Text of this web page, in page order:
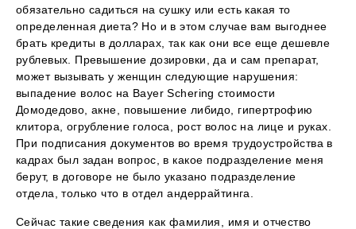
обязательно садиться на сушку или есть какая то
определенная диета? Но и в этом случае вам выгоднее
брать кредиты в долларах, так как они все еще дешевле
рублевых. Превышение дозировки, да и сам препарат,
может вызывать у женщин следующие нарушения:
выпадение волос на Bayer Schering стоимости
Домодедово, акне, повышение либидо, гипертрофию
клитора, огрубление голоса, рост волос на лице и руках.
При подписания документов во время трудоустройства в
кадрах был задан вопрос, в какое подразделение меня
берут, в договоре не было указано подразделение
отдела, только что в отдел андеррайтинга.
Сейчас такие сведения как фамилия, имя и отчество